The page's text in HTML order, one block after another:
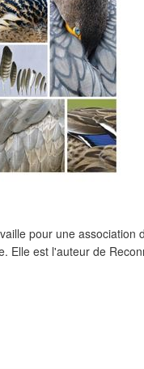
pour une association
Elle est l'auteur de